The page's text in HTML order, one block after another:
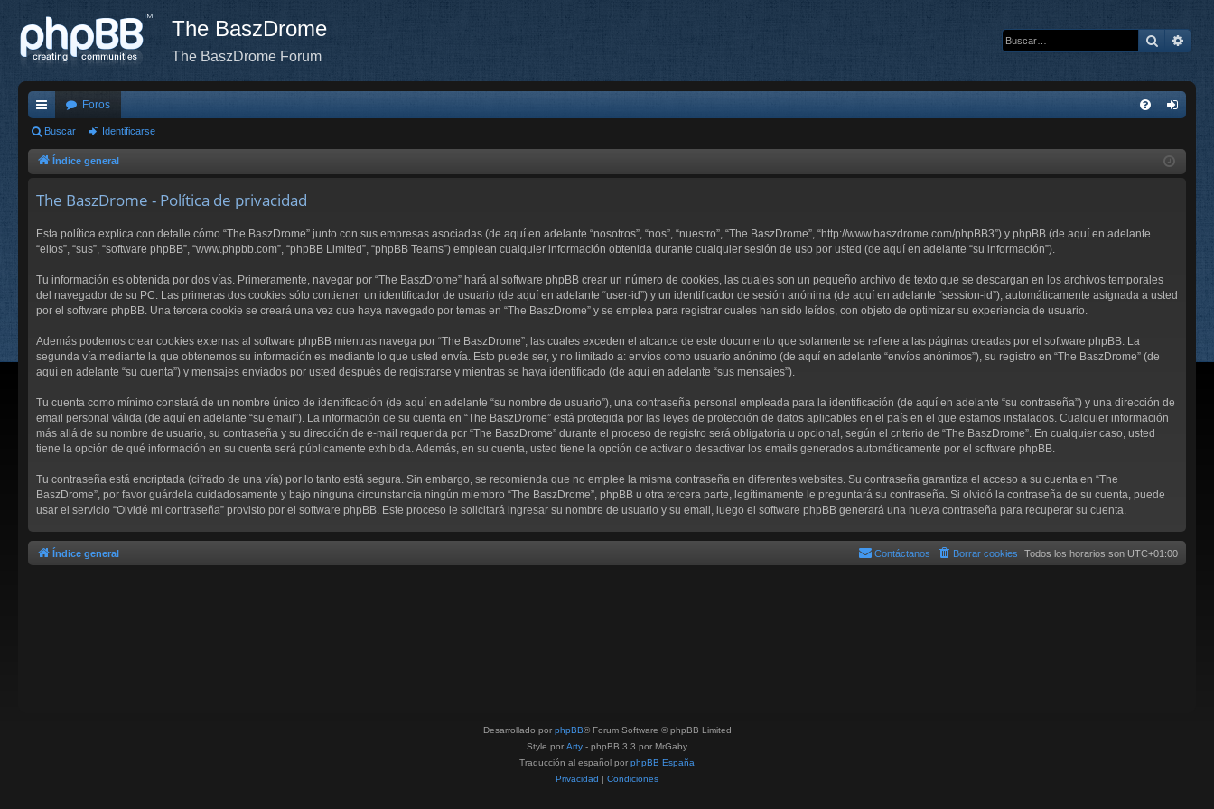
The BaszDrome
The BaszDrome Forum
Buscar
nl
ac
pi
s
Foros
nti
Buscar Identificarse
Índice general
The BaszDrome - Política de privacidad
Esta política explica con detalle cómo “The BaszDrome” junto con sus empresas asociadas (de aquí en adelante “nosotros”, “nos”, “nuestro”, “The BaszDrome”, “http://www.baszdrome.com/phpBB3”) y phpBB (de aquí en adelante
“ellos”, “sus”, “software phpBB”, “www.phpbb.com”, “phpBB Limited”, “phpBB Teams”) emplean cualquier información obtenida durante cualquier sesión de uso por usted (de aquí en adelante “su información”).
Tu información es obtenida por dos vías. Primeramente, navegar por “The BaszDrome” hará al software phpBB crear un número de cookies, las cuales son un pequeño archivo de texto que se descargan en los archivos temporales
del navegador de su PC. Las primeras dos cookies sólo contienen un identificador de usuario (de aquí en adelante “user-id”) y un identificador de sesión anónima (de aquí en adelante “session-id”), automáticamente asignada a usted
por el software phpBB. Una tercera cookie se creará una vez que haya navegado por temas en “The BaszDrome” y se emplea para registrar cuales han sido leídos, con objeto de optimizar su experiencia de usuario.
Además podemos crear cookies externas al software phpBB mientras navega por “The BaszDrome”, las cuales exceden el alcance de este documento que solamente se refiere a las páginas creadas por el software phpBB. La
segunda vía mediante la que obtenemos su información es mediante lo que usted envía. Esto puede ser, y no limitado a: envíos como usuario anónimo (de aquí en adelante “envíos anónimos”), su registro en “The BaszDrome” (de
aquí en adelante “su cuenta”) y mensajes enviados por usted después de registrarse y mientras se haya identificado (de aquí en adelante “sus mensajes”).
Tu cuenta como mínimo constará de un nombre único de identificación (de aquí en adelante “su nombre de usuario”), una contraseña personal empleada para la identificación (de aquí en adelante “su contraseña”) y una dirección de
email personal válida (de aquí en adelante “su email”). La información de su cuenta en “The BaszDrome” está protegida por las leyes de protección de datos aplicables en el país en el que estamos instalados. Cualquier información
más allá de su nombre de usuario, su contraseña y su dirección de e-mail requerida por “The BaszDrome” durante el proceso de registro será obligatoria u opcional, según el criterio de “The BaszDrome”. En cualquier caso, usted
tiene la opción de qué información en su cuenta será públicamente exhibida. Además, en su cuenta, usted tiene la opción de activar o desactivar los emails generados automáticamente por el software phpBB.
Tu contraseña está encriptada (cifrado de una vía) por lo tanto está segura. Sin embargo, se recomienda que no emplee la misma contraseña en diferentes websites. Su contraseña garantiza el acceso a su cuenta en “The
BaszDrome”, por favor guárdela cuidadosamente y bajo ninguna circunstancia ningún miembro “The BaszDrome”, phpBB u otra tercera parte, legítimamente le preguntará su contraseña. Si olvidó la contraseña de su cuenta, puede
usar el servicio “Olvidé mi contraseña” provisto por el software phpBB. Este proceso le solicitará ingresar su nombre de usuario y su email, luego el software phpBB generará una nueva contraseña para recuperar su cuenta.
Índice general Todos los horarios son UTC+01:00
Borrar cookies
Contáctanos
Desarrollado por phpBB® Forum Software © phpBB Limited
Style por Arty - phpBB 3.3 por MrGaby
Traducción al español por phpBB España
Privacidad | Condiciones